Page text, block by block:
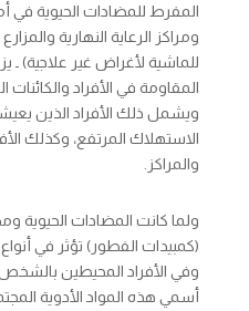
المفرط للمضادات الحيوية في
ومراكز الرعاية النهارية
للماشية لأغراض غير علاجية) ـ
المقاومة في الأفراد والكائنات
ويشمل ذلك الأفراد الذين
الاستهلاك المرتفع، وكذلك
والمراكز.
ولما كانت المضادات الحيوية
(كمبيدات الفطور) تؤثر في أنواع
وفي الأفراد المحيطين بالشخص
أسمي هذه المواد الأدوية